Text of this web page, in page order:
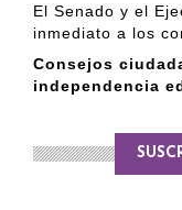
El Senado y el
inmediato a los
Consejos
independencia